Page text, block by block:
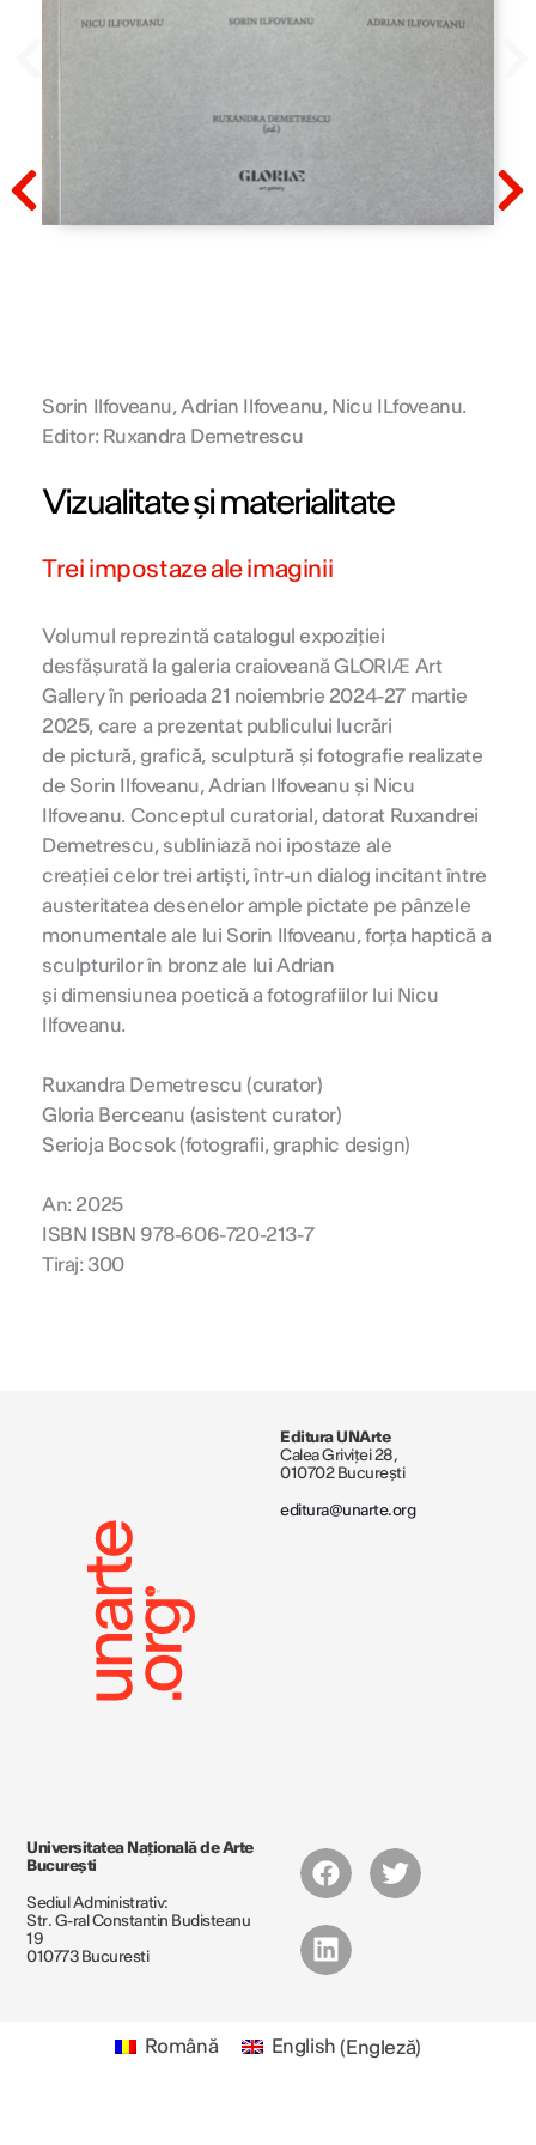
Prev
Sorin Ilfoveanu, Adrian Ilfoveanu, Nicu ILfoveanu.
Editor: Ruxandra Demetrescu
Vizualitate și materialitate
Trei impostaze ale imaginii
Volumul reprezintă catalogul expoziției
desfășurată la galeria craioveană GLORIÆ Art
Gallery în perioada 21 noiembrie 2024-27 martie
2025, care a prezentat publicului lucrări
de pictură, grafică, sculptură și fotografie realizate
de Sorin Ilfoveanu, Adrian Ilfoveanu și Nicu
Ilfoveanu. Conceptul curatorial, datorat Ruxandrei
Demetrescu, subliniază noi ipostaze ale
creației celor trei artiști, într-un dialog incitant între
austeritatea desenelor ample pictate pe pânzele
monumentale ale lui Sorin Ilfoveanu, forța haptică a
sculpturilor în bronz ale lui Adrian
și dimensiunea poetică a fotografiilor lui Nicu
Ilfoveanu.
Ruxandra Demetrescu (curator)
Gloria Berceanu (asistent curator)
Serioja Bocsok (fotografii, graphic design)
An: 2025
ISBN ISBN 978-606-720-213-7
Tiraj: 300
Prev
Editura UNArte
Calea Griviței 28,
010702 București
editura@unarte.org
Universitatea Națională de Arte
București
Sediul Administrativ:
Str. G-ral Constantin Budisteanu
19
010773 Bucuresti
Română English (Engleză)